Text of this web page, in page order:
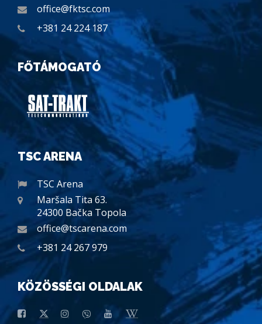
office@fktsc.com
+381 24 224 187
FŐTÁMOGATÓ
TSC ARENA
TSC Arena
Maršala Tita 63.
24300 Bačka Topola
office@tscarena.com
+381 24 267 979
KÖZÖSSÉGI OLDALAK